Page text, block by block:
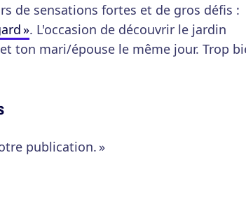
de sensations fortes et de gros défis :
». L'occasion de découvrir le jardin
ton mari/épouse le même jour. Trop
publication. »